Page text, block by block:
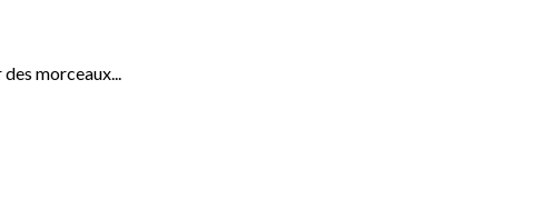
morceaux...